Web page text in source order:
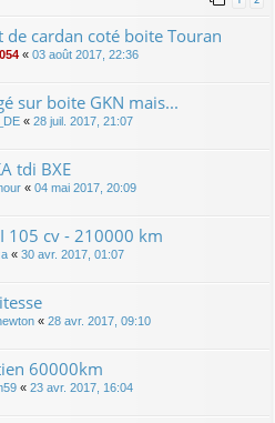
de cardan coté boite Touran
« 03 août 2017, 22:36
sur boite GKN mais...
« 28 juil. 2017, 21:07
tdi BXE
« 04 mai 2017, 20:09
105 cv - 210000 km
« 30 avr. 2017, 01:07
« 28 avr. 2017, 09:10
60000km
« 23 avr. 2017, 16:04